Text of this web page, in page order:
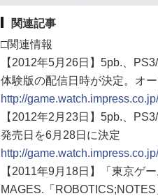
関連記事
□関連情報
【2012年5月26日】5pb.、
体験版の配信日時が決定。オ
http://
【2012年2月23日】5pb.、
発売日を6月28日に決定
http://
【2011年9月18日】「東京ゲ
MAGES.「